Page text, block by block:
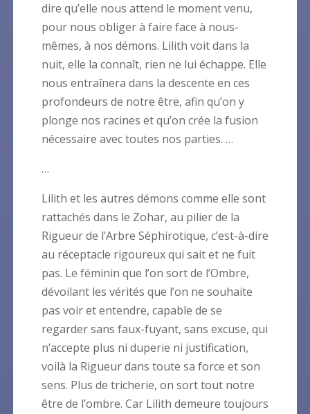
dire qu’elle nous attend le moment venu,
pour nous obliger à faire face à nous-
mêmes, à nos démons. Lilith voit dans la
nuit, elle la connaît, rien ne lui échappe. Elle
nous entraînera dans la descente en ces
profondeurs de notre être, afin qu’on y
plonge nos racines et qu’on crée la fusion
nécessaire avec toutes nos parties. …
…
Lilith et les autres démons comme elle sont
rattachés dans le Zohar, au pilier de la
Rigueur de l’Arbre Séphirotique, c’est-à-dire
au réceptacle rigoureux qui sait et ne fuit
pas. Le féminin que l’on sort de l’Ombre,
dévoilant les vérités que l’on ne souhaite
pas voir et entendre, capable de se
regarder sans faux-fuyant, sans excuse, qui
n’accepte plus ni duperie ni justification,
voilà la Rigueur dans toute sa force et son
sens. Plus de tricherie, on sort tout notre
être de l’ombre. Car Lilith demeure toujours